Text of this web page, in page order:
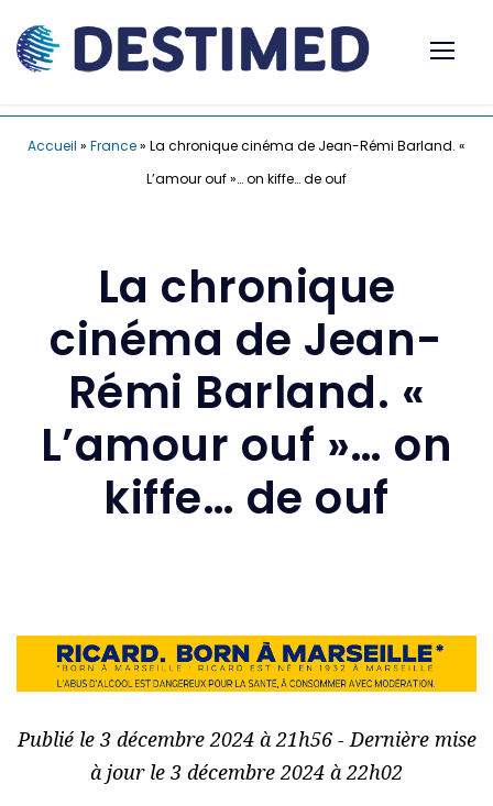
Accueil » France» La chronique cinéma de Jean-Rémi Barland. «
L’amour ouf »… on kiffe… de ouf
La chronique
cinéma de Jean-
Rémi Barland. «
L’amour ouf »… on
kiffe… de ouf
Publié le 3 décembre 2024 à 21h56 - Dernière mise
à jour le 3 décembre 2024 à 22h02